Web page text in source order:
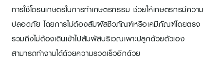
การใช้โดรนเกษตรในการทำเกษตรกรรม ช่วยให้เกษตรกรมีความ
ปลอดภัย โดยการไม่ต้องสัมผัสชีวภัณฑ์หรือเคมีภัณฑ์โดยตรง
รวมถึงไม่ต้องเดินเข้าไปสัมผัสบริเวณเพาะปลูกด้วยตัวเอง
สามารถทำงานได้ด้วยความรวดเร็วอีกด้วย